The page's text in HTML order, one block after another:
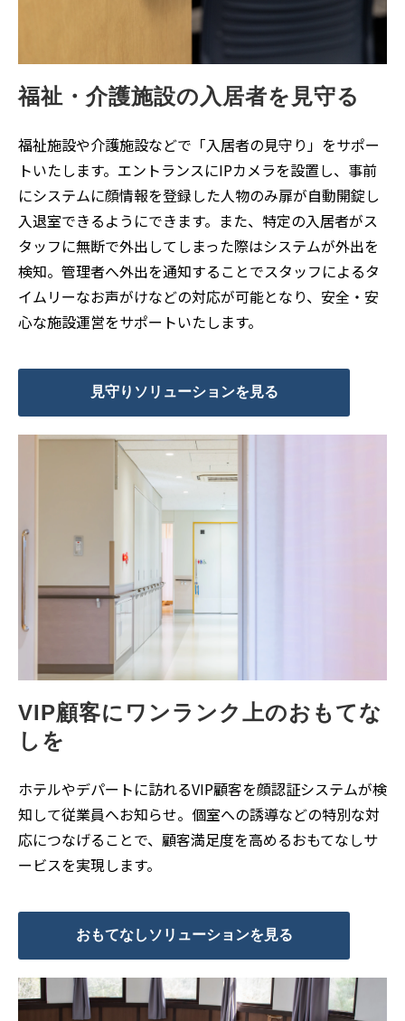
福祉・介護施設の入居者を見守る
福祉施設や介護施設などで「入居者の見守り」をサポー
トいたします。エントランスにIPカメラを設置し、事前
にシステムに顔情報を登録した人物のみ扉が自動開錠し
入退室できるようにできます。また、特定の入居者がス
タッフに無断で外出してしまった際はシステムが外出を
検知。管理者へ外出を通知することでスタッフによるタ
イムリーなお声がけなどの対応が可能となり、安全・安
心な施設運営をサポートいたします。
見守りソリューションを見る
VIP顧客にワンランク上のおもてな
しを
ホテルやデパートに訪れるVIP顧客を顔認証システムが検
知して従業員へお知らせ。個室への誘導などの特別な対
応につなげることで、顧客満足度を高めるおもてなしサ
ービスを実現します。
おもてなしソリューションを見る